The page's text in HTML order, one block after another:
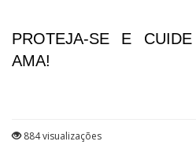
PROTEJA-SE E
AMA!
884 visualizações